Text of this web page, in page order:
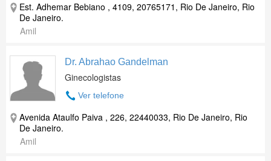
Est. Adhemar Bebiano , 4109, 20765171, Rio De Janeiro, Rio
De Janeiro.
Amil
Dr. Abrahao Gandelman
Ginecologistas
Ver telefone
Avenida Ataulfo Paiva , 226, 22440033, Rio De Janeiro, Rio
De Janeiro.
Amil